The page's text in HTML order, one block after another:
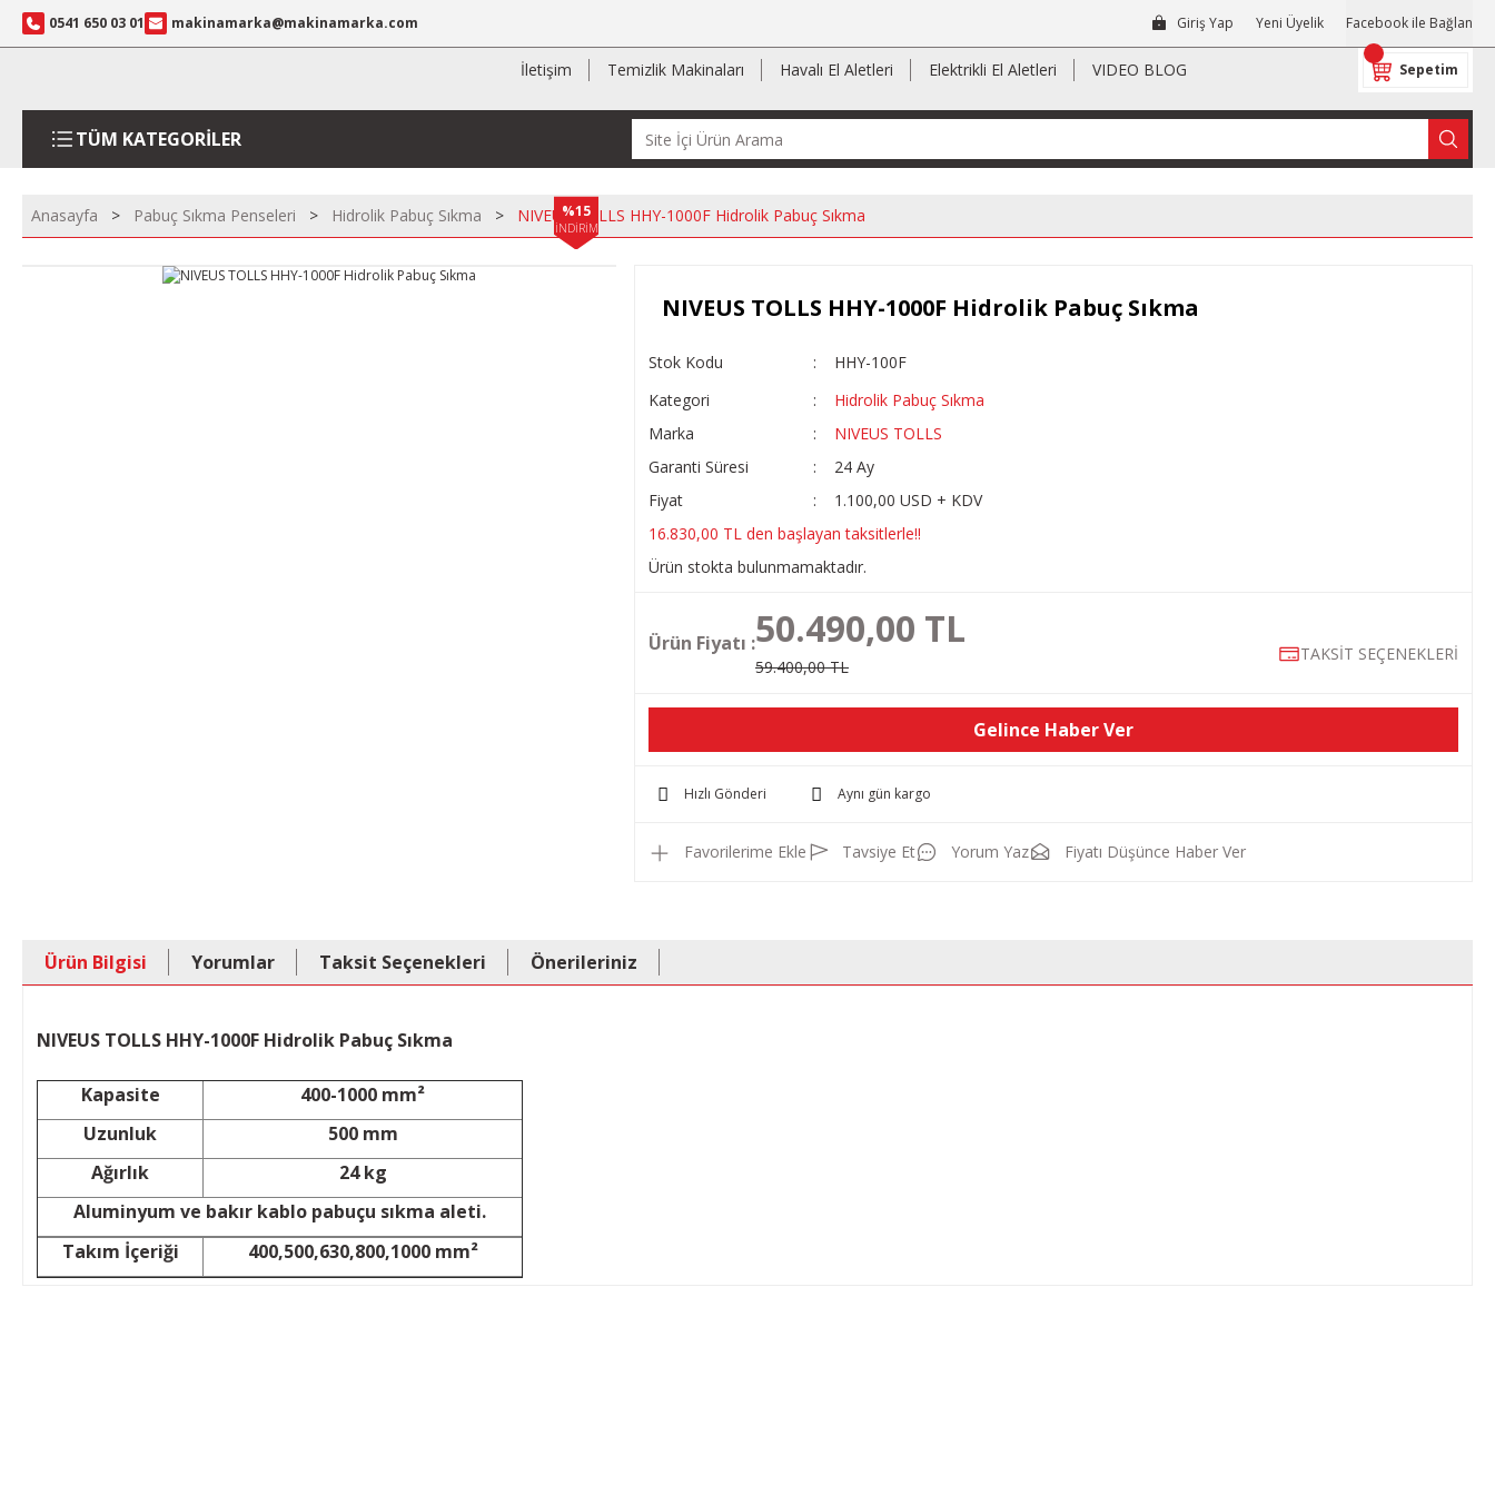
0541 650 03 01 makinamarka@makinamarka.com Giriş Yap Yeni Üyelik Facebook ile Bağlan
İletişim Temizlik Makinaları Havalı El Aletleri Elektrikli El Aletleri VIDEO BLOG Sepetim
TÜM KATEGORİLER
Anasayfa Pabuç Sıkma Penseleri Hidrolik Pabuç Sıkma NIVEUS TOLLS HHY-1000F Hidrolik Pabuç Sıkma
%15
İNDİRİM
NIVEUS TOLLS HHY-1000F Hidrolik Pabuç Sıkma
Stok Kodu
HHY-100F
Kategori
Hidrolik Pabuç Sıkma
Marka
NIVEUS TOLLS
Garanti Süresi
24 Ay
Fiyat
1.100,00 USD + KDV
16.830,00 TL den başlayan taksitlerle!!
Ürün stokta bulunmamaktadır.
Ürün Fiyatı :50.490,00 TL
59.400,00 TL
TAKSİT SEÇENEKLERİ
Gelince Haber Ver
Hızlı Gönderi Aynı gün kargo
Tavsiye Et Yorum Yaz Fiyatı Düşünce Haber Ver
Ürün Bilgisi Yorumlar Taksit Seçenekleri Önerileriniz
NIVEUS TOLLS HHY-1000F Hidrolik Pabuç Sıkma
Kapasite
400-1000 mm²
Uzunluk
500 mm
Ağırlık
24 kg
Aluminyum ve bakır kablo pabuçu sıkma aleti.
Takım İçeriği
400,500,630,800,1000 mm²